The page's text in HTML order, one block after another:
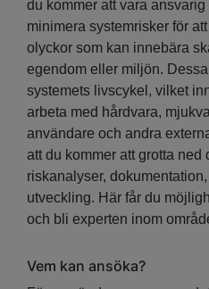
du kommer att vara
minimera systemrisker för
olyckor som kan innebära
egendom eller miljön.
systemets livscykel, vilket
arbeta med hårdvara,
användare och andra
att du kommer att grotta ned
riskanalyser,
utveckling. Här får du
och bli experten inom
Vem kan ansöka?